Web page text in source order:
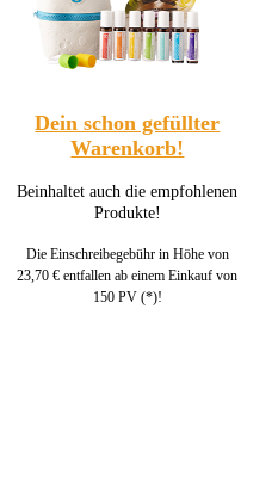
Dein schon gefüllter
Warenkorb!
Beinhaltet auch die empfohlenen
Produkte!
Die Einschreibegebühr in Höhe von
23,70 € entfallen ab einem Einkauf von
150 PV (*)!